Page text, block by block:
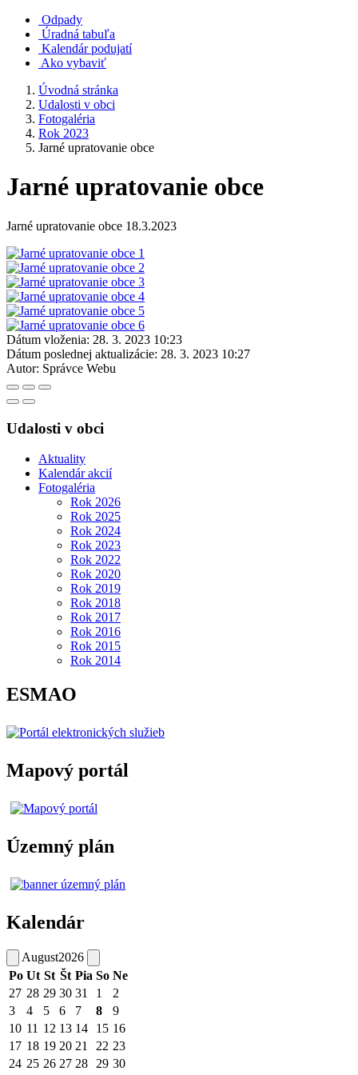
Odpady
Úradná tabuľa
Kalendár podujatí
Ako vybaviť
Úvodná stránka
Udalosti v obci
Fotogaléria
Rok 2023
Jarné upratovanie obce
Jarné upratovanie obce
Jarné upratovanie obce 18.3.2023
Dátum vloženia: 28. 3. 2023 10:23
Dátum poslednej aktualizácie: 28. 3. 2023 10:27
Autor: Správce Webu
Udalosti v obci
Aktuality
Kalendár akcií
Fotogaléria
Rok 2026
Rok 2025
Rok 2024
Rok 2023
Rok 2022
Rok 2020
Rok 2019
Rok 2018
Rok 2017
Rok 2016
Rok 2015
Rok 2014
ESMAO
Mapový portál
Územný plán
Kalendár
August2026
Po Ut St Št Pia So Ne
27 28 29 30 31 1
2
3
4 5 6 7 8
9
10 11 12 13 14 15 16
17 18 19 20 21 22 23
24 25 26 27 28 29 30